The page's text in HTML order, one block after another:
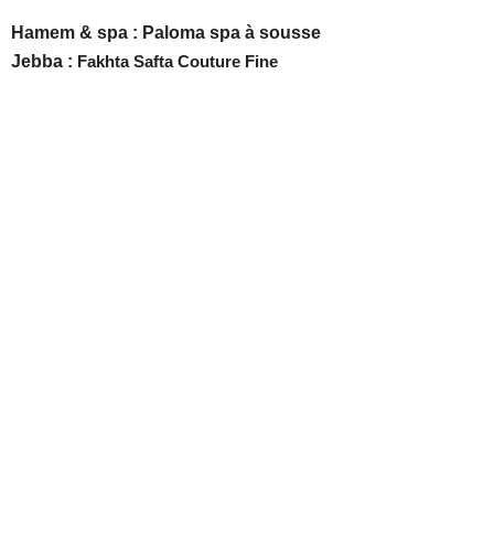
Hamem & spa : Paloma spa à sousse
Jebba : Fakhta Safta Couture Fine